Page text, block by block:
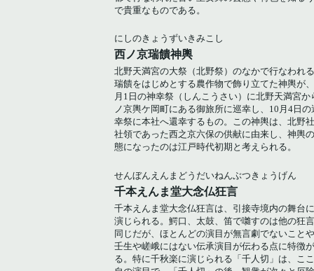
で貴重なものである。
にしのきょうずいきみこし
西ノ京瑞饋神輿
北野天満宮の大祭（北野祭）のなかで行なわれ
瑞饋をはじめとする農作物で飾り立てた神輿が
月1日の神幸祭（しんこうさい）に北野天満宮か
ノ京輿ケ岡町にある御旅所に巡幸し、10月4日の
幸祭に本社へ還幸するもの。この神輿は、北野
社領であった西之京六保の供献に由来し、神輿
態になったのは江戸時代初期と考えられる。
せんぼんえんまどうだいねんぶつきょうげん
千本えんま堂大念仏狂言
千本えんま堂大念仏狂言は、引接寺境内の舞台
演じられる。鰐口、太鼓、笛で囃すのは他の狂
同じだが、ほとんどの演目が無言劇でないこと
壬生や嵯峨にはない伝承演目が伝わる点に特徴
る。特に千秋楽に演じられる「千人切」は、こ